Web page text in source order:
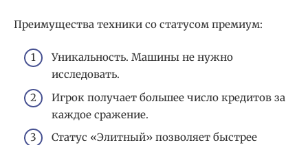
Преимущества техники со статусом премиум:
Уникальность. Машины не нужно
исследовать.
Игрок получает большее число кредитов за
каждое сражение.
Статус «Элитный» позволяет быстрее